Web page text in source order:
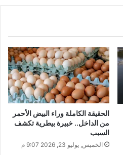
الحقيقة الكاملة وراء البيض الأحمر
من الداخل.. خبيرة بيطرية تكشف
السبب
الخميس, يوليو 23, 2026 9:07 م